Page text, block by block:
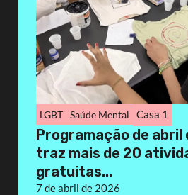
LGBT Saúde Mental Casa 1
Programação de abril
traz mais de 20
gratuitas...
7 de abril de 2026